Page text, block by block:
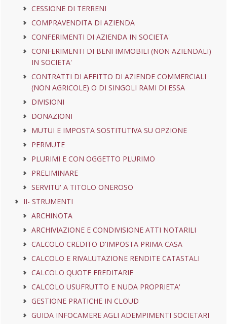
CESSIONE DI TERRENI
COMPRAVENDITA DI AZIENDA
CONFERIMENTI DI AZIENDA IN SOCIETA'
CONFERIMENTI DI BENI IMMOBILI (NON AZIENDALI)
IN SOCIETA'
CONTRATTI DI AFFITTO DI AZIENDE COMMERCIALI
(NON AGRICOLE) O DI SINGOLI RAMI DI ESSA
DIVISIONI
DONAZIONI
MUTUI E IMPOSTA SOSTITUTIVA SU OPZIONE
PERMUTE
PLURIMI E CON OGGETTO PLURIMO
PRELIMINARE
SERVITU' A TITOLO ONEROSO
II- STRUMENTI
ARCHINOTA
ARCHIVIAZIONE E CONDIVISIONE ATTI NOTARILI
CALCOLO CREDITO D'IMPOSTA PRIMA CASA
CALCOLO E RIVALUTAZIONE RENDITE CATASTALI
CALCOLO QUOTE EREDITARIE
CALCOLO USUFRUTTO E NUDA PROPRIETA'
GESTIONE PRATICHE IN CLOUD
GUIDA INFOCAMERE AGLI ADEMPIMENTI SOCIETARI